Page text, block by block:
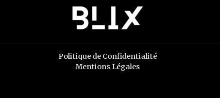
Politique de Confidentialité
Mentions Légales